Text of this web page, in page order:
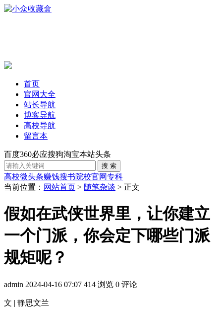
首页
官网大全
站长导航
博客导航
高校导航
留言本
百度360必应搜狗淘宝本站头条
高校微头条赚钱搜书院校官网专科
当前位置： 网站首页 > 随笔杂谈 > 正文
假如在武侠世界里，让你建立
一个门派，你会定下哪些门派
规矩呢？
admin 2024-04-16 07:07 414 浏览 0 评论
文 | 静思文兰